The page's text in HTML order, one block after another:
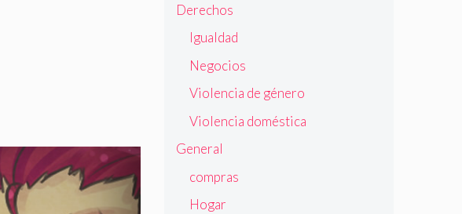
Derechos
Igualdad
Negocios
Violencia de género
Violencia doméstica
General
compras
Hogar